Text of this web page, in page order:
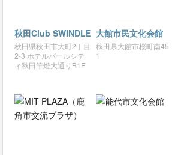
秋田Club SWINDLE
秋田県秋田市大町2丁目
2-3 ホテルパールシテ
ィ秋田竿燈大通りB1F
大館市民文化会館
秋田県大館市桜町南45-
1